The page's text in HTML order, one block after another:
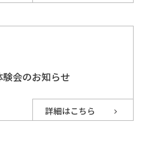
会のお知らせ
詳細はこちら